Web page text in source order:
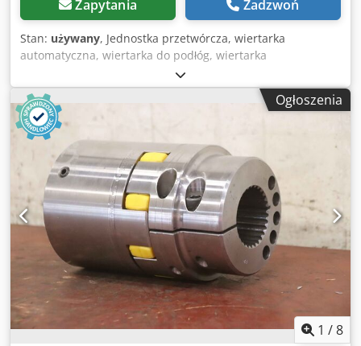
zmieniający się wybór • Rozpoznawalna jakość • Dobra
cena • Profesjonalne podejście • Mówimy w wielu językach
• Rozumiemy naszych klientów • Pomoc w imporcie i
transporcie • Tablice (eksportowe) załatwiamy szybko •
Specjalistyczne usługi techniczne • Gwarancja
rozpoznawalnej jakości • I wiele więcej.... Odwiedź naszą
stronę internetową, aby zobaczyć specjalne oferty i pełną
ofertę magazynową: Leasing przez Kleyn Trucks możliwy w
większości krajów Europy! Szybko oblicz swoją ratę
leasingową i złóż zapytanie za pośrednictwem naszej
strony internetowej. Zapytaj także o nasz europejski pakiet
gwarancyjny.
Zapytania Zadzwoń
Stan: używany, Jednostka przetwórcza, wiertarka
automatyczna, wiertarka do podłóg, wiertarka
wielowrzecionowa, wiertarka rzędowa, wiertarka do kołków
Dsdpfxob A Tcpo Ahgjkr -Dawaj: 1,1 kW -Prędkość
obrotowa: l 2665 rpm -Nagranie wątkowe -Regulowana
odległość wiercenia: 15-65 mm -Numer: dostępne 2x
jednostki przetwórcze -Cena: za sztukę -Waga: 23 kg/sztukę
Ogłoszenia
1 /8